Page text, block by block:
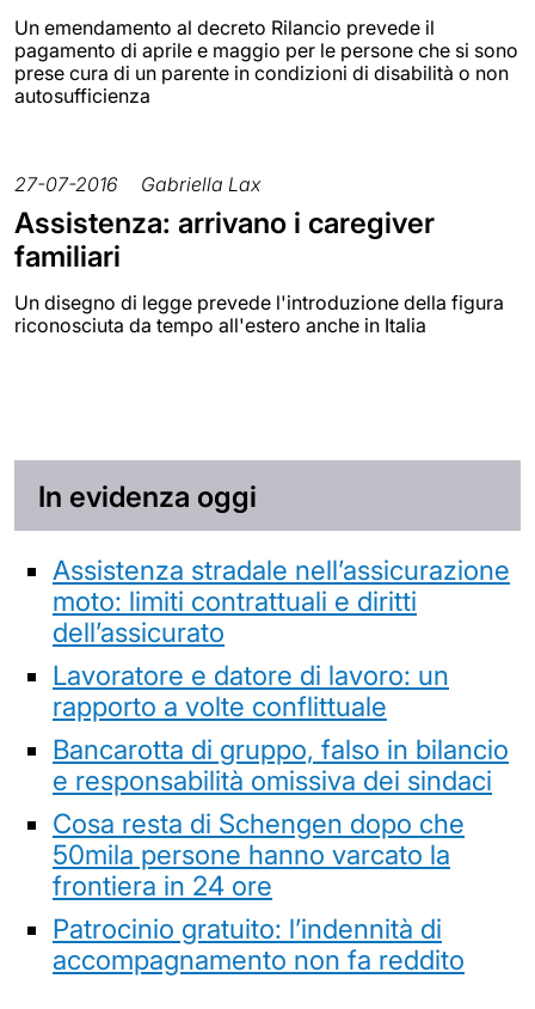
Un emendamento al decreto Rilancio prevede il
pagamento di aprile e maggio per le persone che si sono
prese cura di un parente in condizioni di disabilità o non
autosufficienza
27-07-2016 Gabriella Lax
Assistenza: arrivano i caregiver
familiari
Un disegno di legge prevede l'introduzione della figura
riconosciuta da tempo all'estero anche in Italia
In evidenza oggi
Assistenza stradale nell’assicurazione
moto: limiti contrattuali e diritti
dell’assicurato
Lavoratore e datore di lavoro: un
rapporto a volte conflittuale
Bancarotta di gruppo, falso in bilancio
e responsabilità omissiva dei sindaci
Cosa resta di Schengen dopo che
50mila persone hanno varcato la
frontiera in 24 ore
Patrocinio gratuito: l’indennità di
accompagnamento non fa reddito